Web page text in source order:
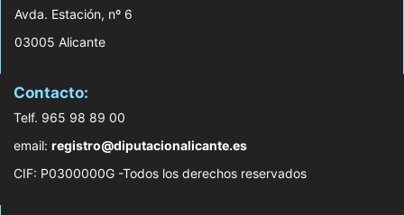
Avda. Estación, nº 6
03005 Alicante
Contacto:
Telf. 965 98 89 00
email: registro@diputacionalicante.es
CIF: P0300000G -Todos los derechos reservados